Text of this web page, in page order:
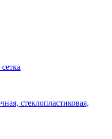
стеклопластиковая,